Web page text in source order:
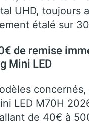
UHD, toujours
étalé sur
de remise
Mini LED
concernés,
LED M70H
de 40€ à